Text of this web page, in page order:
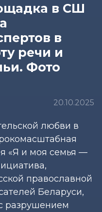
в СШ
в
речи и
Фото
20.10.2025
любви в
«Я и моя семья —
православной
Беларуси,
разрушением